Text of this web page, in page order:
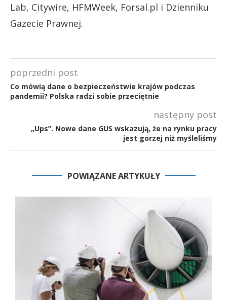
Lab, Citywire, HFMWeek, Forsal.pl i Dzienniku
Gazecie Prawnej.
poprzedni post
Co mówią dane o bezpieczeństwie krajów podczas
pandemii? Polska radzi sobie przeciętnie
następny post
„Ups”. Nowe dane GUS wskazują, że na rynku pracy
jest gorzej niż myśleliśmy
POWIĄZANE ARTYKUŁY